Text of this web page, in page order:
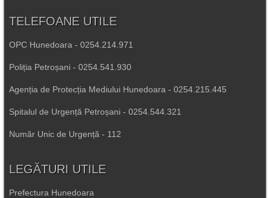
TELEFOANE UTILE
OPC Hunedoara - 0254.214.971
Poliția Petroșani - 0254.541.930
Agenția de Protecția Mediului Hunedoara - 0254.215.445
Spitalul de Urgență Petroșani - 0254.544.321
Număr Unic de Urgență - 112
LEGĂTURI UTILE
Prefectura Hunedoara